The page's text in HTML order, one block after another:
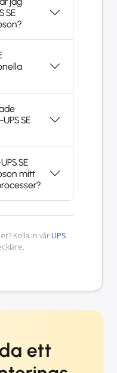
SE
SE
SE
mitt
Kolla in vårUPS
ett